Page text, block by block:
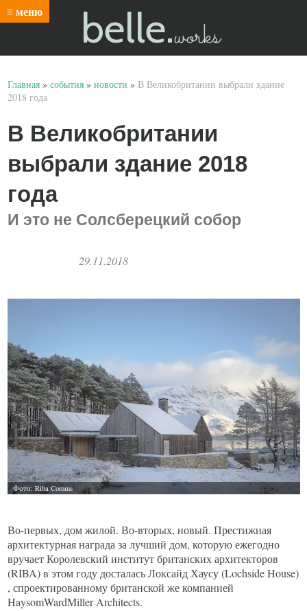
≡ меню belle.works
Главная » события » новости » В Великобритании выбрали здание
2018 года
В Великобритании
выбрали здание 2018
года
И это не Солсберецкий собор
29.11.2018
Во-первых, дом жилой. Во-вторых, новый. Престижная
архитектурная награда за лучший дом, которую ежегодно
вручает Королевский институт британских архитекторов
(RIBA) в этом году досталась Локсайд Хаусу (Lochside House)
, спроектированному британской же компанией
HaysomWardMiller Architects.